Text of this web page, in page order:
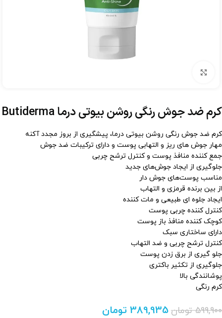
کرم ضد جوش رنگی روشن بیوتی درما Butiderma
کرم ضد جوش رنگی روشن بیوتی درما، پیشگیری از بروز مجدد آکنه
مهار جوش های ریز و التهابی پوست و دارای ترکیبات ضد جوش
جمع کننده منافذ پوست و کنترل ترشح چربی
جلوگیری از ایجاد جوش‌های جدید
مناسب پوست‌های جوش دار
از بین برنده قرمزی و التهاب
ایجاد جلوه ای طبیعی و مات کننده
کنترل کننده چربی پوست
کوچک کننده منافذ باز پوست
دارای ساختاری سبک
کنترل ترشح چربی و ضد التهاب
جلو گیری از برق زدن پوست
جلوگیری از تکثیر باکتری
پوشانندگی بالا
کرم رنگی
599,900 تومان 389,935 تومان